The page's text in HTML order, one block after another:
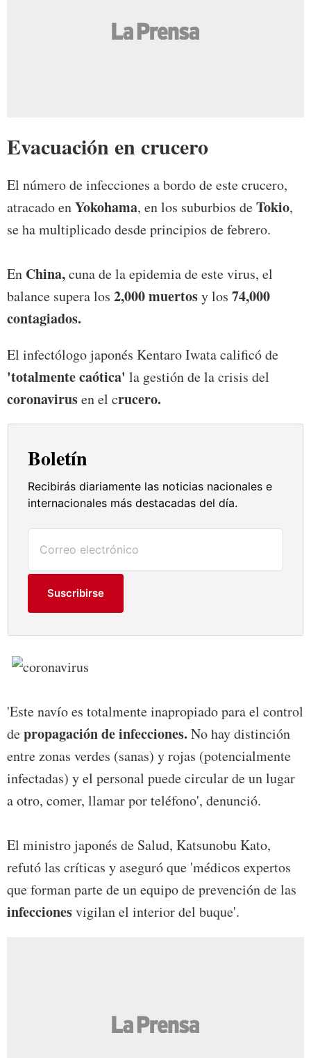
Evacuación en crucero
El número de infecciones a bordo de este crucero,
atracado enYokohama, en los suburbios deTokio,
se ha multiplicado desde principios de febrero.
En China,cuna de la epidemia de este virus, el
balance supera los 2,000 muertosy los 74,000
contagiados.
El infectólogo japonés Kentaro Iwata calificó de
'totalmente caótica' la gestión de la crisis del
coronavirusen el crucero.
Boletín
Recibirás diariamente las noticias nacionales e
internacionales más destacadas del día.
Suscribirse
'Este navío es totalmente inapropiado para el control
depropagación de infecciones. No hay distinción
entre zonas verdes (sanas) y rojas (potencialmente
infectadas) y el personal puede circular de un lugar
a otro, comer, llamar por teléfono', denunció.
El ministro japonés de Salud, Katsunobu Kato,
refutó las críticas y aseguró que 'médicos expertos
que forman parte de un equipo de prevención de las
infeccionesvigilan el interior del buque'.